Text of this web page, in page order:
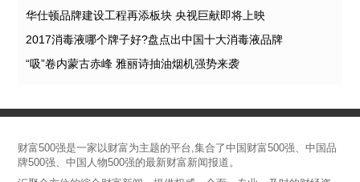
华仕顿品牌建设工程再添板块 央视巨献即将上映
2017消毒液哪个牌子好?盘点出中国十大消毒液品牌
“吸”卷内蒙古赤峰 雅丽诗抽油烟机强势来袭
财富500强是一家以财富为主题的平台,集合了中国财富500强、中国品
牌500强、中国人物500强的最新财富新闻报道。